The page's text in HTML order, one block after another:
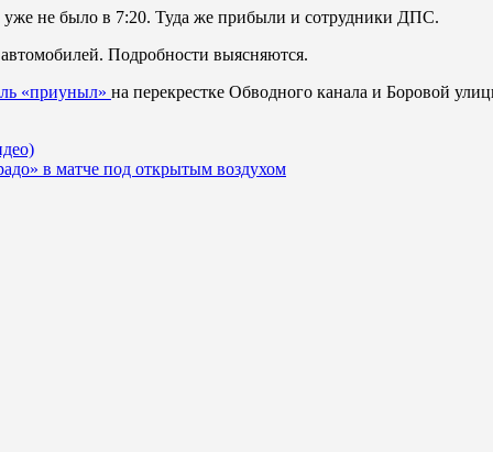
не было в 7:20. Туда же прибыли и сотрудники ДПС.
Подробности выясняются.
«приуныл» на перекрестке Обводного канала и Боровой
в матче под открытым воздухом